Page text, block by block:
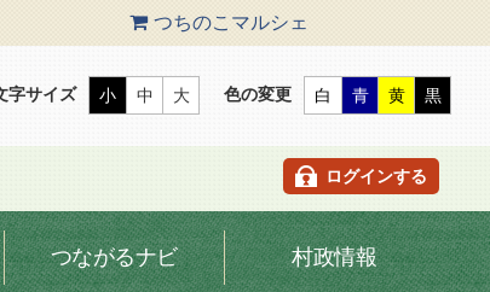
つちのこ マルシェ
字サイズ 小 中 大 色の変更 白 青 黄 黒
ログインする
つながるナビ 村政情報